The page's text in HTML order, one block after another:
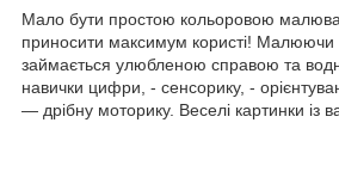
Мало бути простою кольоровою
приносити максимум користі! Малюючи
займається улюбленою справою та
навички цифри, - сенсорику, -
— дрібну моторику. Веселі картинки із